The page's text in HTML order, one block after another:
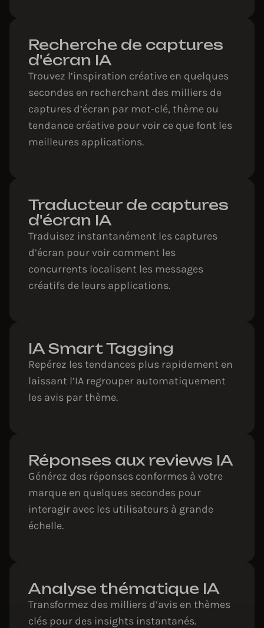
Recherche de captures
d'écran IA
Trouvez l’inspiration créative en quelques
secondes en recherchant des milliers de
captures d’écran par mot-clé, thème ou
tendance créative pour voir ce que font les
meilleures applications.
Traducteur de captures
d'écran IA
Traduisez instantanément les captures
d’écran pour voir comment les
concurrents localisent les messages
créatifs de leurs applications.
IA Smart Tagging
Repérez les tendances plus rapidement en
laissant l’IA regrouper automatiquement
les avis par thème.
Réponses aux reviews IA
Générez des réponses conformes à votre
marque en quelques secondes pour
interagir avec les utilisateurs à grande
échelle.
Analyse thématique IA
Transformez des milliers d’avis en thèmes
clés pour des insights instantanés.